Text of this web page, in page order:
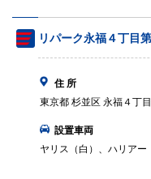
リパーク永福４丁目
住 所
東京都 杉並区 永福４丁
設置車両
ヤリス（白）、ハリアー